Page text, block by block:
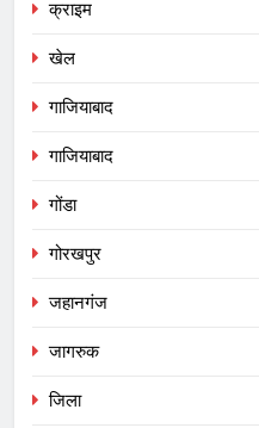
क्राइम
खेल
गाजियाबाद
गाजियाबाद
गोंडा
गोरखपुर
जहानगंज
जागरुक
जिला